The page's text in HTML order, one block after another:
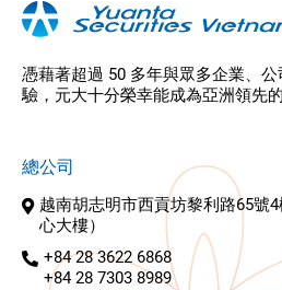
憑藉著超過 50 多年與眾多企業、
驗，元大十分榮幸能成為亞洲領先
總公司
越南胡志明市西貢坊黎利路65號
心大樓）
+84 28 3622 6868
+84 28 7303 8989